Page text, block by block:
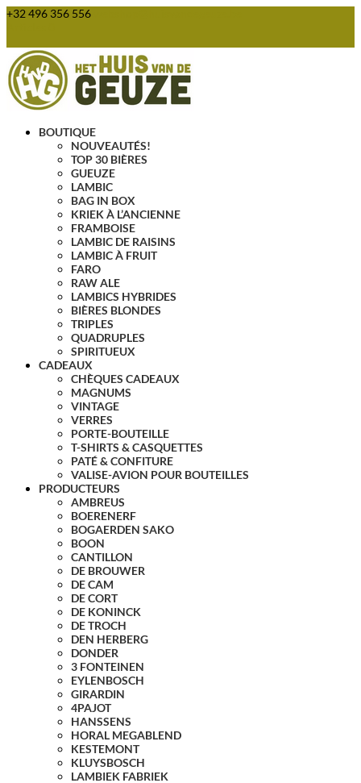
+32 496 356 556
BOUTIQUE
NOUVEAUTÉS!
TOP 30 BIÈRES
GUEUZE
LAMBIC
BAG IN BOX
KRIEK À L’ANCIENNE
FRAMBOISE
LAMBIC DE RAISINS
LAMBIC À FRUIT
FARO
RAW ALE
LAMBICS HYBRIDES
BIÈRES BLONDES
TRIPLES
QUADRUPLES
SPIRITUEUX
CADEAUX
CHÈQUES CADEAUX
MAGNUMS
VINTAGE
VERRES
PORTE-BOUTEILLE
T-SHIRTS & CASQUETTES
PATÉ & CONFITURE
VALISE-AVION POUR BOUTEILLES
PRODUCTEURS
AMBREUS
BOERENERF
BOGAERDEN SAKO
BOON
CANTILLON
DE BROUWER
DE CAM
DE CORT
DE KONINCK
DE TROCH
DEN HERBERG
DONDER
3 FONTEINEN
EYLENBOSCH
GIRARDIN
4PAJOT
HANSSENS
HORAL MEGABLEND
KESTEMONT
KLUYSBOSCH
LAMBIEK FABRIEK